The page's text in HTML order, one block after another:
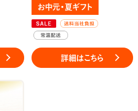
お中元・夏ギフト
詳細はこちら